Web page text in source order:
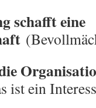
schafft eine
ist ein